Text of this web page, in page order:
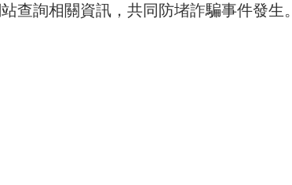
查詢相關資訊，共同防堵詐騙事件發生。